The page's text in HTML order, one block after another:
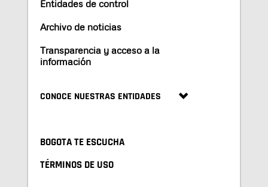
Entidades de control
Archivo de noticias
Transparencia y acceso a la
información
CONOCE NUESTRAS ENTIDADES
BOGOTA TE ESCUCHA
TÉRMINOS DE USO